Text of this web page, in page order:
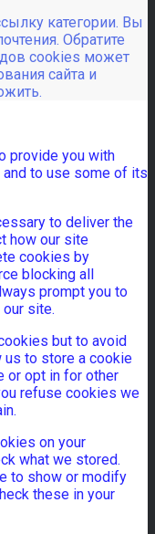
категории. Вы
Обратите
cookies может
сайта и
provide you with
to use some of its
to deliver the
how our site
cookies by
blocking all
prompt you to
site.
but to avoid
us to store a cookie
or opt in for other
refuse cookies we
on your
what we stored.
to show or modify
these in your